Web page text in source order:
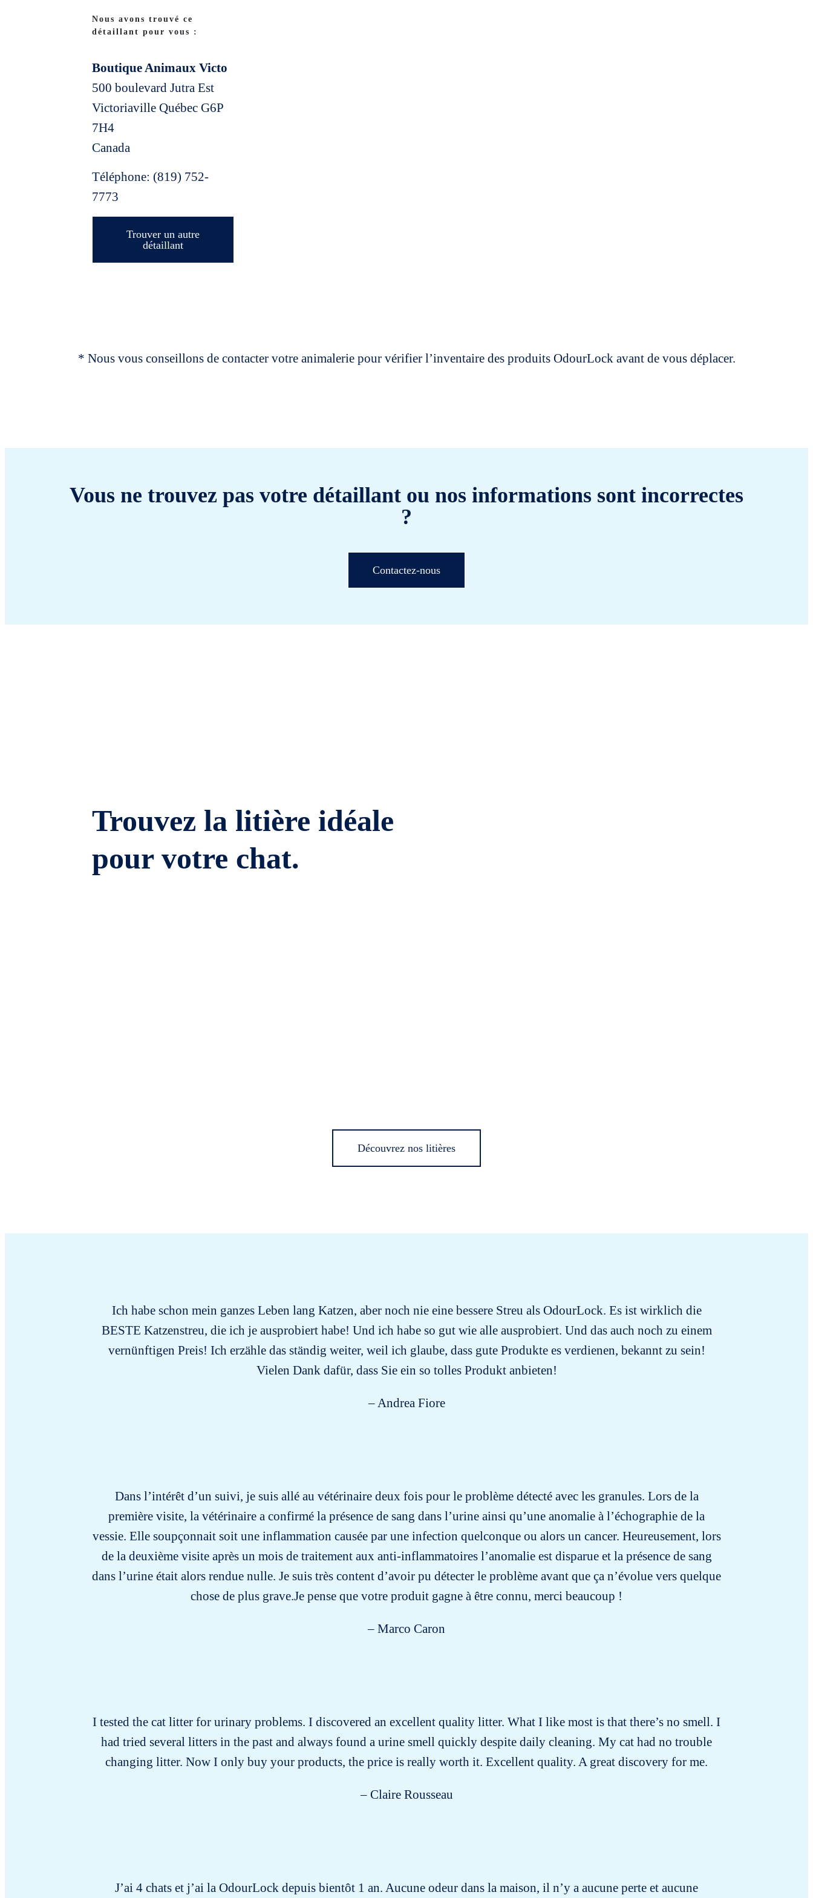
Nous avons trouvé ce
détaillant pour vous :
Boutique Animaux Victo
500 boulevard Jutra Est
Victoriaville Québec G6P
7H4
Canada
Téléphone: (819) 752-
7773
Trouver un autre
détaillant
* Nous vous conseillons de contacter votre animalerie pour vérifier l’inventaire des produits OdourLock avant de vous déplacer.
Vous ne trouvez pas votre détaillant ou nos informations sont incorrectes
?
Contactez-nous
Trouvez la litière idéale
pour votre chat.
Découvrez nos litières
Ich habe schon mein ganzes Leben lang Katzen, aber noch nie eine bessere Streu als OdourLock. Es ist wirklich die
BESTE Katzenstreu, die ich je ausprobiert habe! Und ich habe so gut wie alle ausprobiert. Und das auch noch zu einem
vernünftigen Preis! Ich erzähle das ständig weiter, weil ich glaube, dass gute Produkte es verdienen, bekannt zu sein!
Vielen Dank dafür, dass Sie ein so tolles Produkt anbieten!
– Andrea Fiore
Dans l’intérêt d’un suivi, je suis allé au vétérinaire deux fois pour le problème détecté avec les granules. Lors de la
première visite, la vétérinaire a confirmé la présence de sang dans l’urine ainsi qu’une anomalie à l’échographie de la
vessie. Elle soupçonnait soit une inflammation causée par une infection quelconque ou alors un cancer. Heureusement, lors
de la deuxième visite après un mois de traitement aux anti-inflammatoires l’anomalie est disparue et la présence de sang
dans l’urine était alors rendue nulle. Je suis très content d’avoir pu détecter le problème avant que ça n’évolue vers quelque
chose de plus grave.Je pense que votre produit gagne à être connu, merci beaucoup !
– Marco Caron
I tested the cat litter for urinary problems. I discovered an excellent quality litter. What I like most is that there’s no smell. I
had tried several litters in the past and always found a urine smell quickly despite daily cleaning. My cat had no trouble
changing litter. Now I only buy your products, the price is really worth it. Excellent quality. A great discovery for me.
– Claire Rousseau
J’ai 4 chats et j’ai la OdourLock depuis bientôt 1 an. Aucune odeur dans la maison, il n’y a aucune perte et aucune